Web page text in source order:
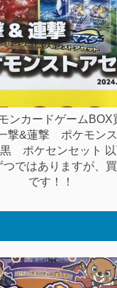
ンカードゲームBOX
撃&蓮撃 ポケモン
黒 ポケセンセット
つではありますが、
です！！